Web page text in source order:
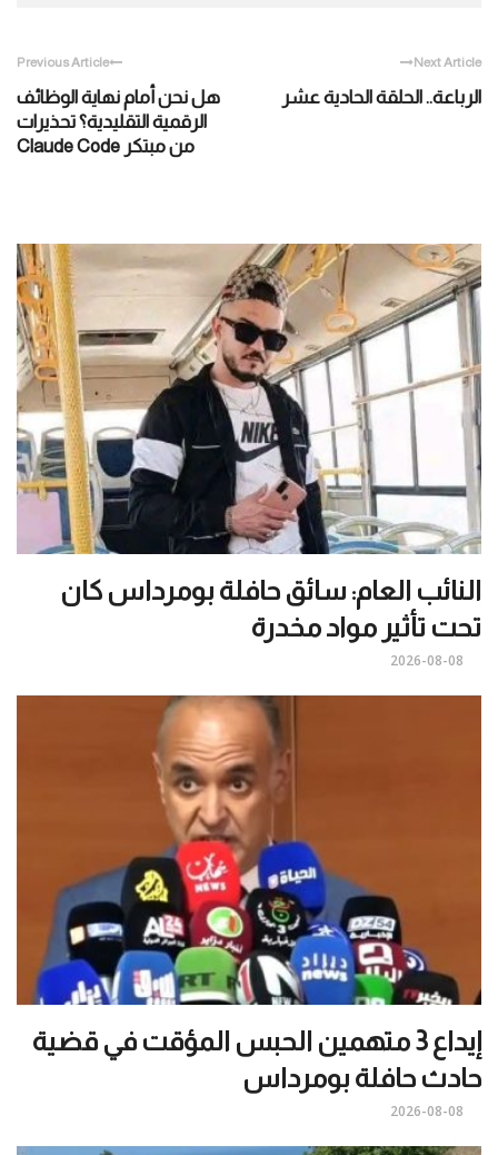
Previous Article
هل نحن أمام نهاية الوظائف
الرقمية التقليدية؟ تحذيرات
من مبتكر Claude Code
Next Article
الرباعة.. الحلقة الحادية عشر
النائب العام: سائق حافلة بومرداس كان
تحت تأثير مواد مخدرة
2026-08-08
إيداع 3 متهمين الحبس المؤقت في قضية
حادث حافلة بومرداس
2026-08-08